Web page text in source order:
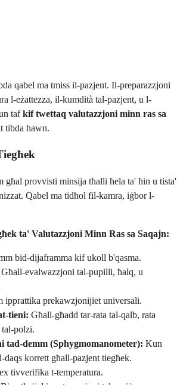
qabel ma tmiss il-pazjent. Il-preparazzjoni
l-eżattezza, il-kumdità tal-pazjent, u l-
tafkif twettaq valutazzjoni minn ras sa
tibda hawn.
għal provvisti minsija tħalli ħela ta' ħin u tista'
Qabel ma tidħol fil-kamra, iġbor l-
ta' Valutazzjoni Minn Ras sa Saqajn:
bid-dijaframma kif ukoll b'qasma.
Għall-evalwazzjoni tal-pupilli, ħalq, u
ipprattika prekawzjonijiet universali.
tieni: Għall-għadd tar-rata tal-qalb, rata
polzi.
tad-demm (Sphygmomanometer): Kun
daqs korrett għall-pazjent tiegħek.
tivverifika t-temperatura.